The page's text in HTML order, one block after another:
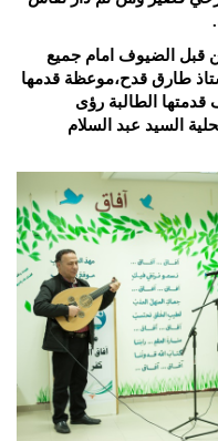
قبل الضيوف امام جميع
طارق قدح،موعظة قدمها
الطالبة رؤى
السيد عبد السلام